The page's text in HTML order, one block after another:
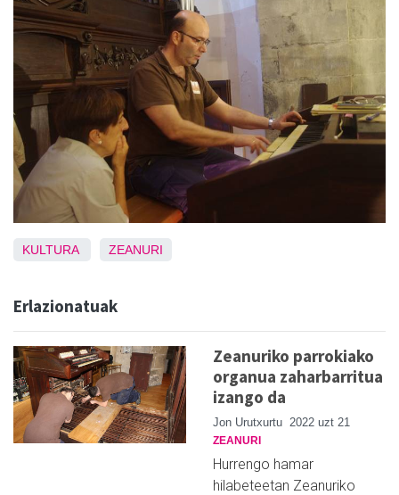
KULTURA ZEANURI
Erlazionatuak
Zeanuriko parrokiako
organua zaharbarritua
izango da
Jon Urutxurtu 2022 uzt 21
ZEANURI
Hurrengo hamar
hilabeteetan Zeanuriko